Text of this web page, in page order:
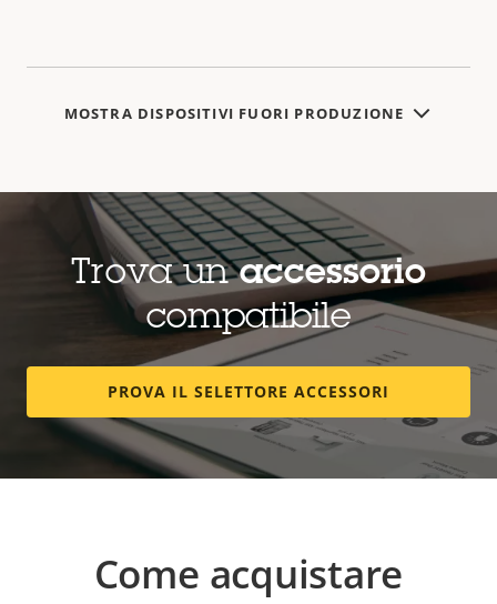
MOSTRA DISPOSITIVI FUORI PRODUZIONE
Trova unaccessorio
compatibile
PROVA IL SELETTORE ACCESSORI
Come acquistare